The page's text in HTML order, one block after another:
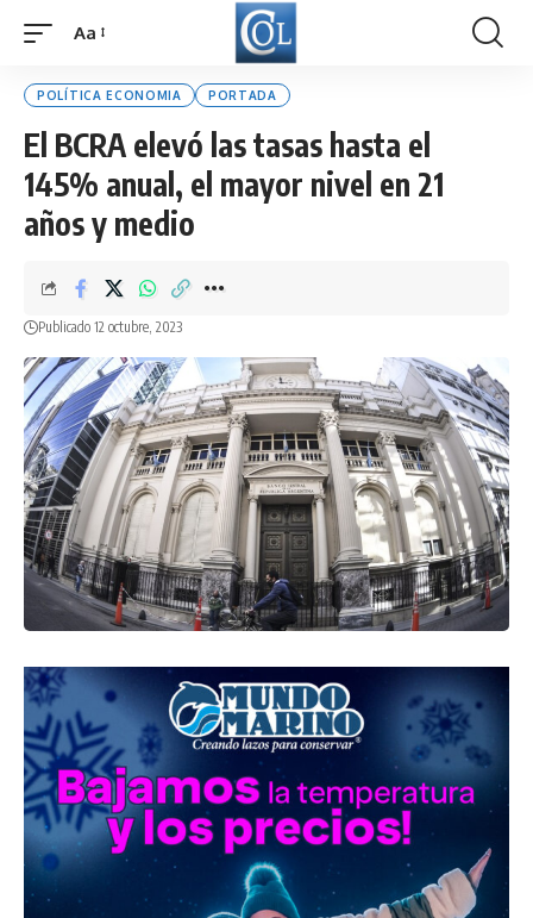
Font
Aa
POLÍTICA ECONOMIA PORTADA
El BCRA elevó las tasas hasta el
145% anual, el mayor nivel en 21
años y medio
Publicado 12 octubre, 2023